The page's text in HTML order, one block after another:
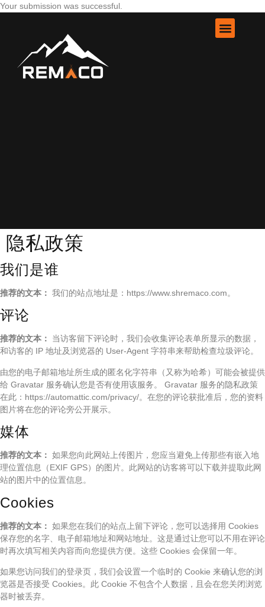
Your submission was successful.
隐私政策
我们是谁
推荐的文本： 我们的站点地址是：https://www.shremaco.com。
评论
推荐的文本： 当访客留下评论时，我们会收集评论表单所显示的数据，
和访客的 IP 地址及浏览器的 User-Agent 字符串来帮助检查垃圾评论。
由您的电子邮箱地址所生成的匿名化字符串（又称为哈希）可能会被提供
给 Gravatar 服务确认您是否有使用该服务。 Gravatar 服务的隐私政策
在此：https://automattic.com/privacy/。在您的评论获批准后，您的资料
图片将在您的评论旁公开展示。
媒体
推荐的文本： 如果您向此网站上传图片，您应当避免上传那些有嵌入地
理位置信息（EXIF GPS）的图片。此网站的访客将可以下载并提取此网
站的图片中的位置信息。
Cookies
推荐的文本： 如果您在我们的站点上留下评论，您可以选择用 Cookies
保存您的名字、电子邮箱地址和网站地址。这是通过让您可以不用在评论
时再次填写相关内容而向您提供方便。这些 Cookies 会保留一年。
如果您访问我们的登录页，我们会设置一个临时的 Cookie 来确认您的浏
览器是否接受 Cookies。此 Cookie 不包含个人数据，且会在您关闭浏览
器时被丢弃。